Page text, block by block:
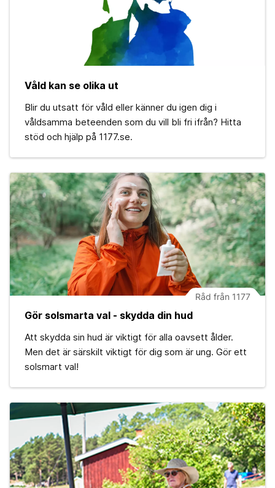
Våld kan se olika ut
Blir du utsatt för våld eller känner du igen dig i
våldsamma beteenden som du vill bli fri ifrån? Hitta
stöd och hjälp på 1177.se.
Råd från 1177
Gör solsmarta val - skydda din hud
Att skydda sin hud är viktigt för alla oavsett ålder.
Men det är särskilt viktigt för dig som är ung. Gör ett
solsmart val!